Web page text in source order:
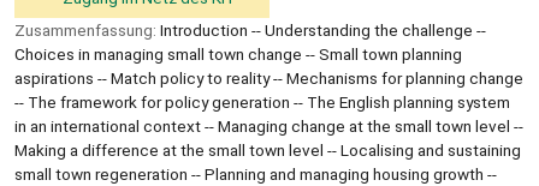
Zusammenfassung: Introduction -- Understanding the challenge --
Choices in managing small town change -- Small town planning
aspirations -- Match policy to reality -- Mechanisms for planning change
-- The framework for policy generation -- The English planning system
in an international context -- Managing change at the small town level --
Making a difference at the small town level -- Localising and sustaining
small town regeneration -- Planning and managing housing growth --